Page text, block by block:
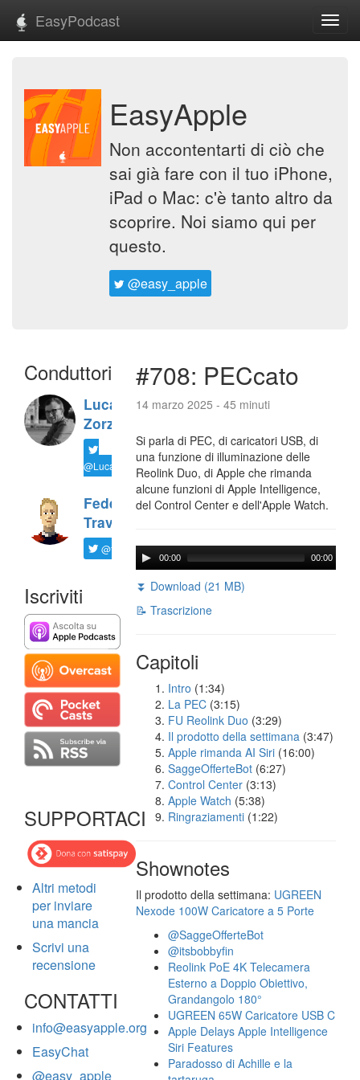
EasyPodcast
EasyApple
Non accontentarti di ciò che
sai già fare con il tuo iPhone,
iPad o Mac: c'è tanto altro da
scoprire. Noi siamo qui per
questo.
@easy_apple
Conduttori
Luca
Zorzi
@LucaTNT
Federico
Travaini
@ftrava
Iscriviti
SUPPORTACI
Altri metodi
per inviare
una mancia
Scrivi una
recensione
CONTATTI
info@easyapple.org
EasyChat
@easy_apple
#708: PECcato
14 marzo 2025 - 45 minuti
Si parla di PEC, di caricatori USB, di
una funzione di illuminazione delle
Reolink Duo, di Apple che rimanda
alcune funzioni di Apple Intelligence,
del Control Center e dell'Apple Watch.
00:00 00:00
⏬ Download (21 MB)
📝 Trascrizione
Capitoli
Intro (1:34)
La PEC (3:15)
FU Reolink Duo (3:29)
Il prodotto della settimana (3:47)
Apple rimanda AI Siri (16:00)
SaggeOfferteBot (6:27)
Control Center (3:13)
Apple Watch (5:38)
Ringraziamenti (1:22)
Shownotes
Il prodotto della settimana: UGREEN
Nexode 100W Caricatore a 5 Porte
@SaggeOfferteBot
@itsbobbyfin
Reolink PoE 4K Telecamera
Esterno a Doppio Obiettivo,
Grandangolo 180°
UGREEN 65W Caricatore USB C
Apple Delays Apple Intelligence
Siri Features
Paradosso di Achille e la